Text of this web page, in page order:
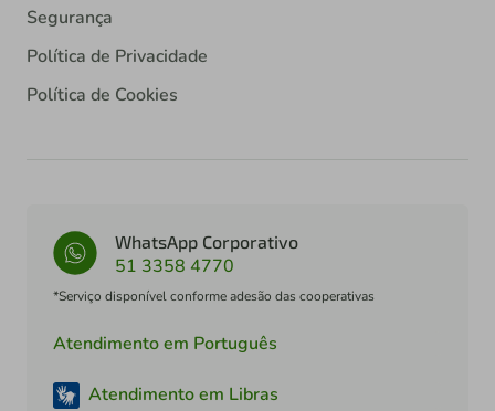
Segurança
Política de Privacidade
Política de Cookies
WhatsApp Corporativo
51 3358 4770
*Serviço disponível conforme adesão das cooperativas
Atendimento em Português
Atendimento em Libras